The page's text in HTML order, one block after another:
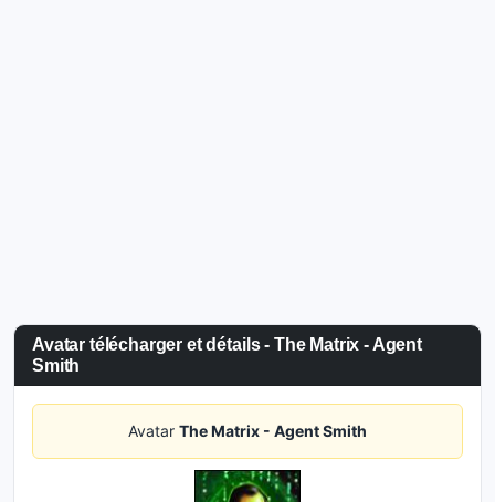
Avatar télécharger et détails - The Matrix - Agent
Smith
Avatar The Matrix - Agent Smith